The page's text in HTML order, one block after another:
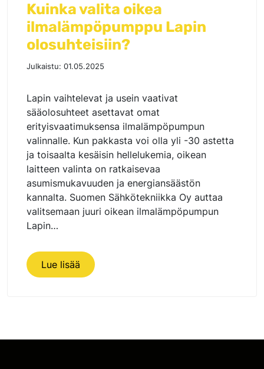
Kuinka valita oikea
ilmalämpöpumppu Lapin
olosuhteisiin?
Julkaistu: 01.05.2025
Lapin vaihtelevat ja usein vaativat
sääolosuhteet asettavat omat
erityisvaatimuksensa ilmalämpöpumpun
valinnalle. Kun pakkasta voi olla yli -30 astetta
ja toisaalta kesäisin hellelukemia, oikean
laitteen valinta on ratkaisevaa
asumismukavuuden ja energiansäästön
kannalta. Suomen Sähkötekniikka Oy auttaa
valitsemaan juuri oikean ilmalämpöpumpun
Lapin…
Lue lisää